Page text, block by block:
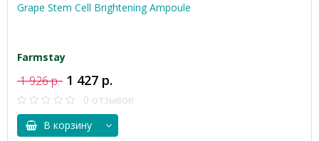
Grape Stem Cell Brightening Ampoule
Farmstay
1 926 р. 1 427 р.
0 отзывов
В корзину